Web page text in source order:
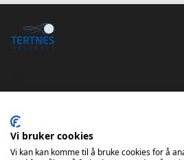
Tertnes Håndball Elite Android App
Vi bruker cookies
Vi kan kan komme til å bruke cookies for å